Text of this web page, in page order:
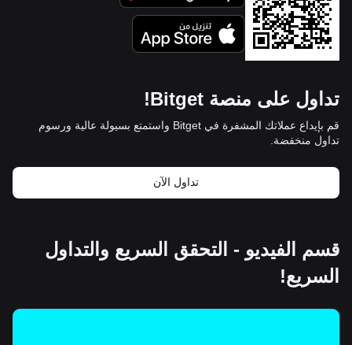
تداول على منصة Bitget!
قم بإيداع عملاتك المشفرة في Bitget واستمتع بسيولة عالية ورسوم
تداول منخفضة.
تداول الآن
قسم الفيديو - التحقق السريع والتداول
السريع!